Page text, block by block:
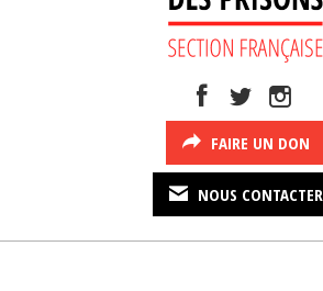
FAIRE UN DON
NOUS CONTACTER